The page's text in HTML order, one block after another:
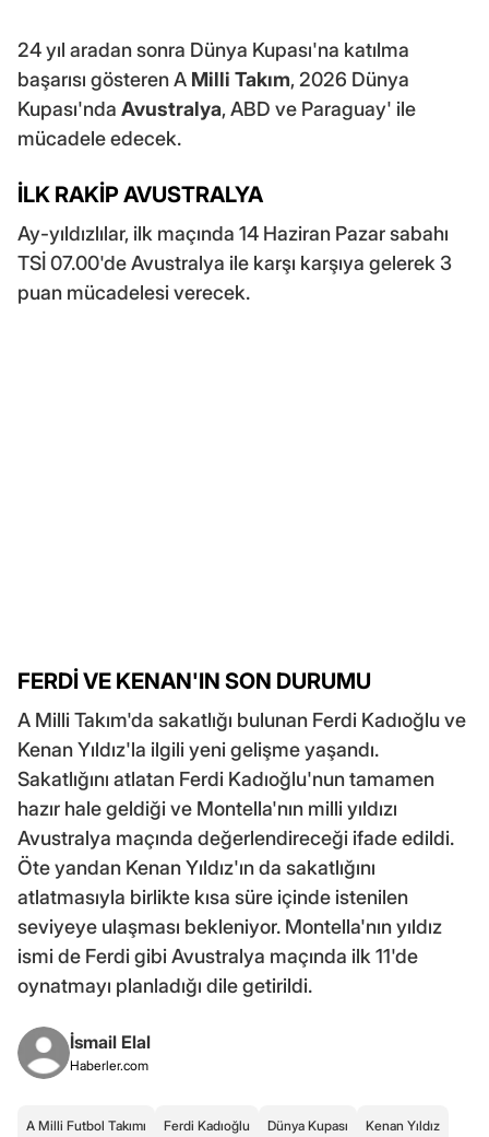
24 yıl aradan sonra Dünya Kupası'na katılma
başarısı gösteren A Milli Takım, 2026 Dünya
Kupası'nda Avustralya, ABD ve Paraguay' ile
mücadele edecek.
İLK RAKİP AVUSTRALYA
Ay-yıldızlılar, ilk maçında 14 Haziran Pazar sabahı
TSİ 07.00'de Avustralya ile karşı karşıya gelerek 3
puan mücadelesi verecek.
FERDİ VE KENAN'IN SON DURUMU
A Milli Takım'da sakatlığı bulunan Ferdi Kadıoğlu ve
Kenan Yıldız'la ilgili yeni gelişme yaşandı.
Sakatlığını atlatan Ferdi Kadıoğlu'nun tamamen
hazır hale geldiği ve Montella'nın milli yıldızı
Avustralya maçında değerlendireceği ifade edildi.
Öte yandan Kenan Yıldız'ın da sakatlığını
atlatmasıyla birlikte kısa süre içinde istenilen
seviyeye ulaşması bekleniyor. Montella'nın yıldız
ismi de Ferdi gibi Avustralya maçında ilk 11'de
oynatmayı planladığı dile getirildi.
İsmail Elal
Haberler.com
A Milli Futbol Takımı Ferdi Kadıoğlu Dünya Kupası Kenan Yıldız